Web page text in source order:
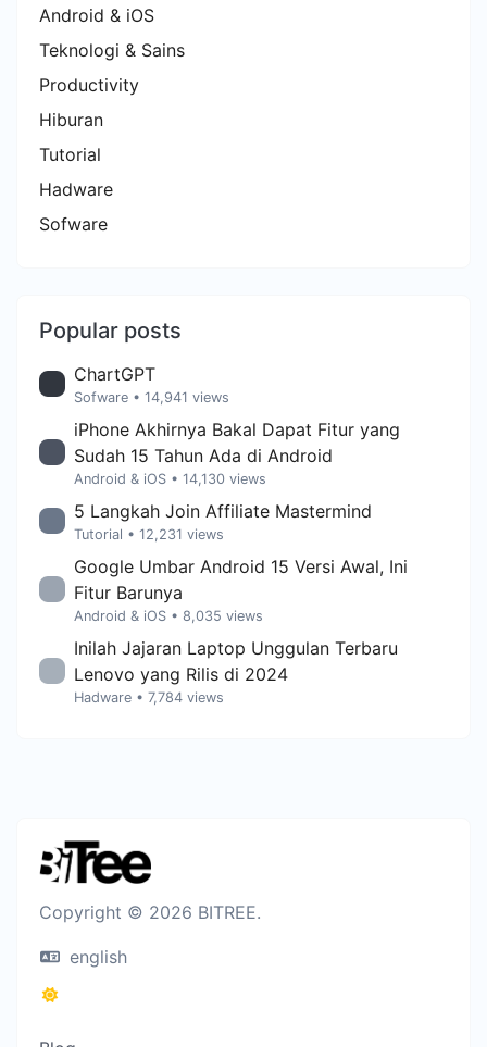
Android & iOS
Teknologi & Sains
Productivity
Hiburan
Tutorial
Hadware
Sofware
Popular posts
ChartGPT
Sofware • 14,941 views
iPhone Akhirnya Bakal Dapat Fitur yang
Sudah 15 Tahun Ada di Android
Android & iOS • 14,130 views
5 Langkah Join Affiliate Mastermind
Tutorial • 12,231 views
Google Umbar Android 15 Versi Awal, Ini
Fitur Barunya
Android & iOS • 8,035 views
Inilah Jajaran Laptop Unggulan Terbaru
Lenovo yang Rilis di 2024
Hadware • 7,784 views
Copyright © 2026 BITREE.
english